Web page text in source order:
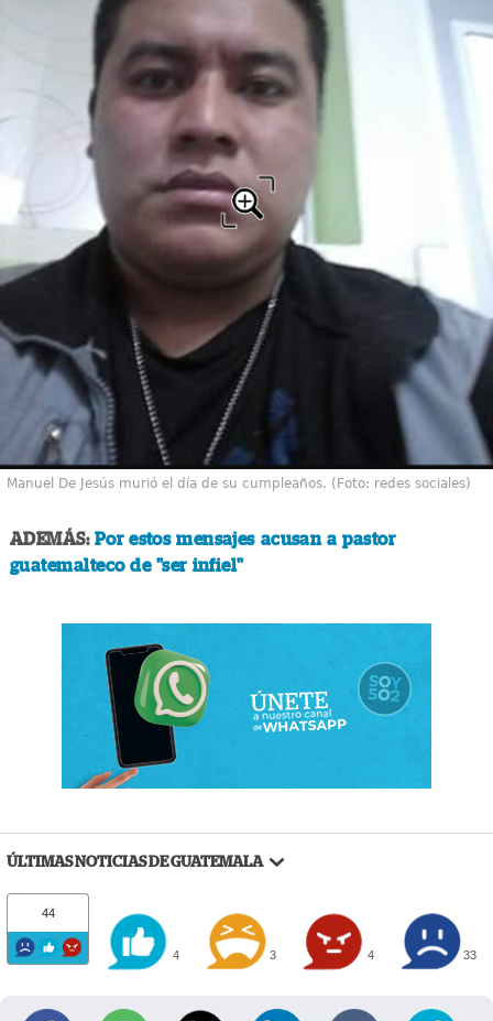
Manuel De Jesús murió el día de su cumpleaños. (Foto: redes sociales)
ADEMÁS:Por estos mensajes acusan a pastor
guatemalteco de "ser infiel"
ÚLTIMAS NOTICIAS DE GUATEMALA
44
4 3 4 33